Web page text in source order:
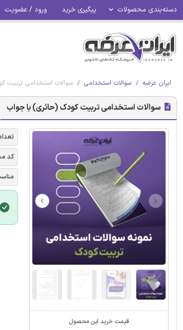
دسته‌بندی محصولات پیگیری خرید ورود / عضویت
ایران عرضه سوالات استخدامی سوالات استخدامی تربیت
سوالات استخدامی تربیت کودک (حائری) با جواب
قیمت خرید این محصول
کد